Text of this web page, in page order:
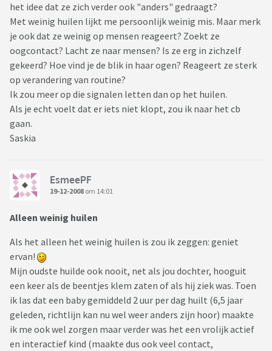
het idee dat ze zich verder ook "anders" gedraagt?
Met weinig huilen lijkt me persoonlijk weinig mis. Maar merk
je ook dat ze weinig op mensen reageert? Zoekt ze
oogcontact? Lacht ze naar mensen? Is ze erg in zichzelf
gekeerd? Hoe vind je de blik in haar ogen? Reageert ze sterk
op verandering van routine?
Ik zou meer op die signalen letten dan op het huilen.
Als je echt voelt dat er iets niet klopt, zou ik naar het cb
gaan.
Saskia
EsmeePF
19-12-2008 om 14:01
Alleen weinig huilen
Als het alleen het weinig huilen is zou ik zeggen: geniet
ervan!
Mijn oudste huilde ook nooit, net als jou dochter, hooguit
een keer als de beentjes klem zaten of als hij ziek was. Toen
ik las dat een baby gemiddeld 2 uur per dag huilt (6,5 jaar
geleden, richtlijn kan nu wel weer anders zijn hoor) maakte
ik me ook wel zorgen maar verder was het een vrolijk actief
en interactief kind (maakte dus ook veel contact,